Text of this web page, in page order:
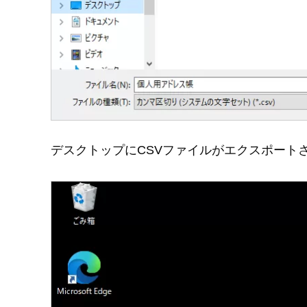
デスクトップにCSVファイルがエクスポート